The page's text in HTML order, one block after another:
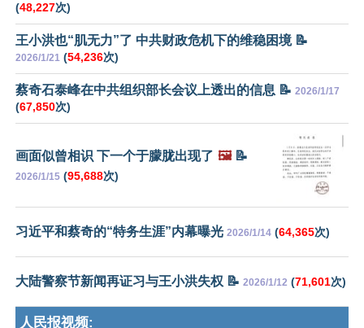
(48,227次)
王小洪也“肌无力”了 中共财政危机下的维稳困境 📝
2026/1/21 (54,236次)
蔡奇石泰峰在中共组织部长会议上透出的信息 📝 2026/1/17
(67,850次)
画面似曾相识 下一个于朦胧出现了 🖼️📝
2026/1/15 (95,688次)
习近平和蔡奇的“特务生涯”内幕曝光 2026/1/14 (64,365次)
大陆警察节新闻再证习与王小洪失权 📝 2026/1/12 (71,601次)
人民报视频: